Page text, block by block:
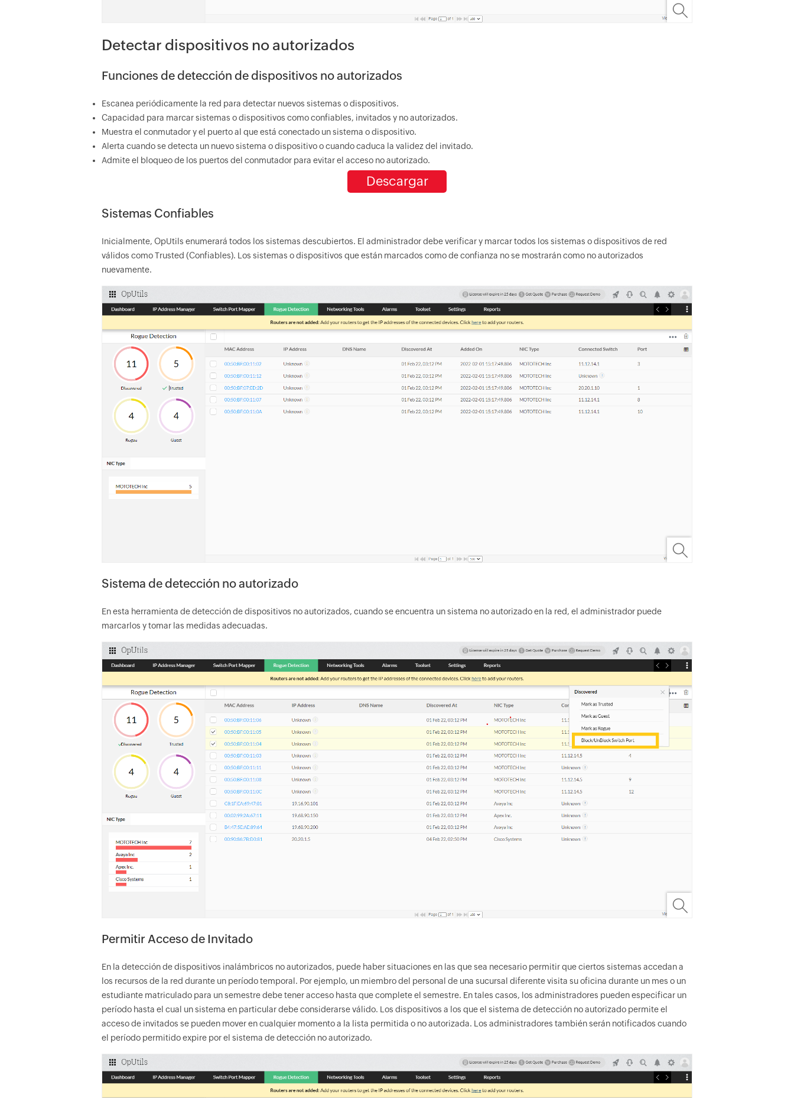
Detectar dispositivos no autorizados
Funciones de detección de dispositivos no autorizados
Escanea periódicamente la red para detectar nuevos sistemas o dispositivos.
Capacidad para marcar sistemas o dispositivos como confiables, invitados y no autorizados.
Muestra el conmutador y el puerto al que está conectado un sistema o dispositivo.
Alerta cuando se detecta un nuevo sistema o dispositivo o cuando caduca la validez del invitado.
Admite el bloqueo de los puertos del conmutador para evitar el acceso no autorizado.
Descargar
Sistemas Confiables
Inicialmente, OpUtils enumerará todos los sistemas descubiertos. El administrador debe verificar y marcar todos los sistemas o dispositivos de red
válidos como Trusted (Confiables). Los sistemas o dispositivos que están marcados como de confianza no se mostrarán como no autorizados
nuevamente.
Sistema de detección no autorizado
En esta herramienta de detección de dispositivos no autorizados, cuando se encuentra un sistema no autorizado en la red, el administrador puede
marcarlos y tomar las medidas adecuadas.
Permitir Acceso de Invitado
En la detección de dispositivos inalámbricos no autorizados, puede haber situaciones en las que sea necesario permitir que ciertos sistemas accedan a
los recursos de la red durante un período temporal. Por ejemplo, un miembro del personal de una sucursal diferente visita su oficina durante un mes o un
estudiante matriculado para un semestre debe tener acceso hasta que complete el semestre. En tales casos, los administradores pueden especificar un
período hasta el cual un sistema en particular debe considerarse válido. Los dispositivos a los que el sistema de detección no autorizado permite el
acceso de invitados se pueden mover en cualquier momento a la lista permitida o no autorizada. Los administradores también serán notificados cuando
el período permitido expire por el sistema de detección no autorizado.